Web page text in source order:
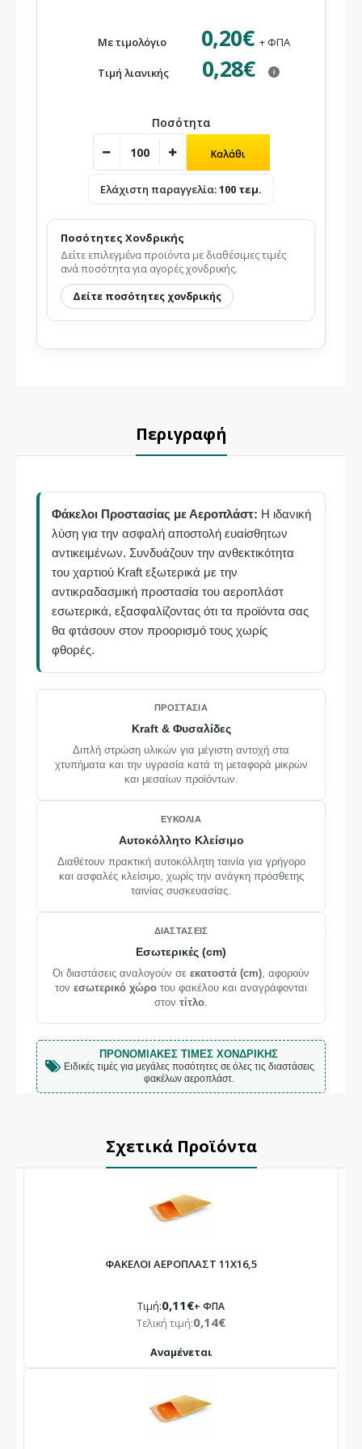
Το κατάστημά μας θα παραμείνει
κλειστό
Με τιμολόγιο 0,20€ + ΦΠΑ
Τιμή λιανικής 0,28€ i
Ποσότητα
Ελάχιστη παραγγελία:100 τεμ.
Ποσότητες Χονδρικής
Δείτε επιλεγμένα προϊόντα με διαθέσιμες τιμές
ανά ποσότητα για αγορές χονδρικής.
Δείτε ποσότητες χονδρικής
Περιγραφή
Φάκελοι Προστασίας με Αεροπλάστ: Η ιδανική
λύση για την ασφαλή αποστολή ευαίσθητων
αντικειμένων. Συνδυάζουν την ανθεκτικότητα
του χαρτιού Kraft εξωτερικά με την
αντικραδασμική προστασία του αεροπλάστ
εσωτερικά, εξασφαλίζοντας ότι τα προϊόντα σας
θα φτάσουν στον προορισμό τους χωρίς
φθορές.
ΠΡΟΣΤΑΣΊΑ
Kraft & Φυσαλίδες
Διπλή στρώση υλικών για μέγιστη αντοχή στα
χτυπήματα και την υγρασία κατά τη μεταφορά μικρών
και μεσαίων προϊόντων.
ΕΥΚΟΛΊΑ
Αυτοκόλλητο Κλείσιμο
Διαθέτουν πρακτική αυτοκόλλητη ταινία για γρήγορο
και ασφαλές κλείσιμο, χωρίς την ανάγκη πρόσθετης
ταινίας συσκευασίας.
ΔΙΑΣΤΆΣΕΙΣ
Εσωτερικές (cm)
Οι διαστάσεις αναλογούν σε εκατοστά (cm), αφορούν
τον εσωτερικό χώρο του φακέλου και αναγράφονται
στον τίτλο.
ΠΡΟΝΟΜΙΑΚΈΣ ΤΙΜΈΣ ΧΟΝΔΡΙΚΉΣ
Ειδικές τιμές για μεγάλες ποσότητες σε όλες τις διαστάσεις
φακέλων αεροπλάστ.
Σχετικά Προϊόντα
ΦΑΚΕΛΟΙ ΑΕΡΟΠΛΑΣΤ 11Χ16,5
Τιμή:0,11€+ ΦΠΑ
Τελική τιμή:0,14€
Αναμένεται